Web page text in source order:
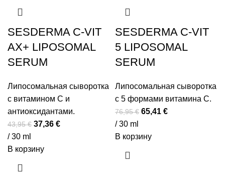
SESDERMA C-VIT
AX+ LIPOSOMAL
SERUM
Липосомальная сыворотка
с витамином С и
антиоксидантами.
43,95€ Первоначальная
составляла
37,36 €Текущая
/ 30 ml
В корзину
SESDERMA C-VIT
5 LIPOSOMAL
SERUM
Липосомальная сыворотка
с 5 формами витамина С.
76,95€ Первоначальная
составляла
65,41 €Текущая
/ 30 ml
В корзину